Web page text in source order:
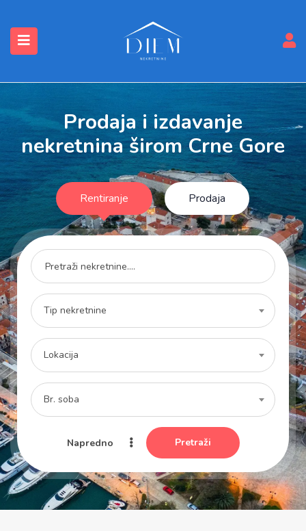
(Nekretnine)
Prodaja i izdavanje
nekretnina širom Crne Gore
Rentiranje Prodaja
Tip nekretnine
Lokacija
Br. soba
Napredno Pretraži